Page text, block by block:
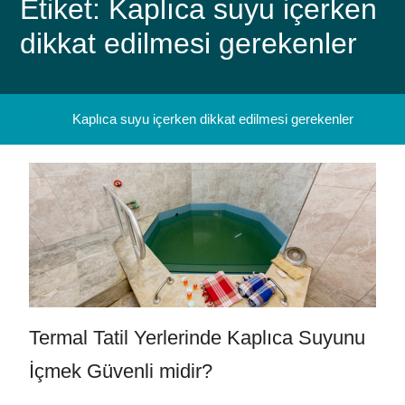
Etiket: Kaplıca suyu içerken
dikkat edilmesi gerekenler
Kaplıca suyu içerken dikkat edilmesi gerekenler
Termal Tatil Yerlerinde Kaplıca Suyunu
İçmek Güvenli midir?